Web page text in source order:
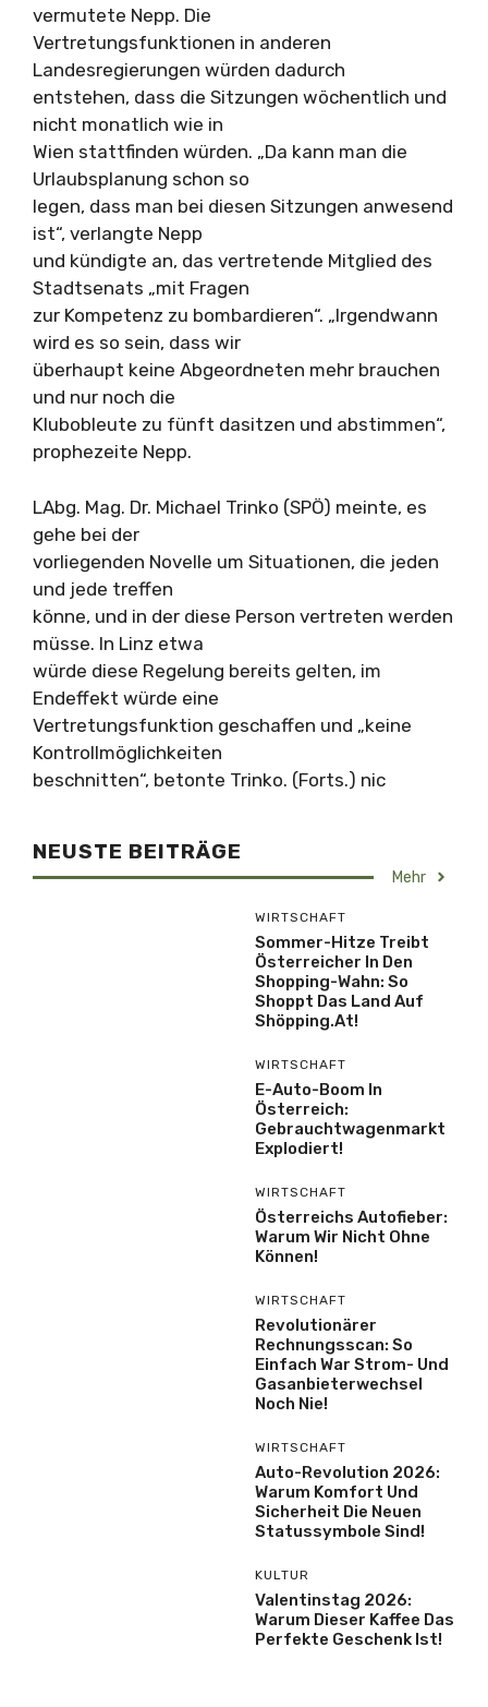
vermutete Nepp. Die
Vertretungsfunktionen in anderen
Landesregierungen würden dadurch
entstehen, dass die Sitzungen wöchentlich und
nicht monatlich wie in
Wien stattfinden würden. „Da kann man die
Urlaubsplanung schon so
legen, dass man bei diesen Sitzungen anwesend
ist“, verlangte Nepp
und kündigte an, das vertretende Mitglied des
Stadtsenats „mit Fragen
zur Kompetenz zu bombardieren“. „Irgendwann
wird es so sein, dass wir
überhaupt keine Abgeordneten mehr brauchen
und nur noch die
Klubobleute zu fünft dasitzen und abstimmen“,
prophezeite Nepp.
LAbg. Mag. Dr. Michael Trinko (SPÖ) meinte, es
gehe bei der
vorliegenden Novelle um Situationen, die jeden
und jede treffen
könne, und in der diese Person vertreten werden
müsse. In Linz etwa
würde diese Regelung bereits gelten, im
Endeffekt würde eine
Vertretungsfunktion geschaffen und „keine
Kontrollmöglichkeiten
beschnitten“, betonte Trinko. (Forts.) nic
NEUSTE BEITRÄGE
Mehr
WIRTSCHAFT
Sommer-Hitze Treibt
Österreicher In Den
Shopping-Wahn: So
Shoppt Das Land Auf
Shöpping.at!
WIRTSCHAFT
E-Auto-Boom In
Österreich:
Gebrauchtwagenmarkt
Explodiert!
WIRTSCHAFT
Österreichs Autofieber:
Warum Wir Nicht Ohne
Können!
WIRTSCHAFT
Revolutionärer
Rechnungsscan: So
Einfach War Strom- Und
Gasanbieterwechsel
Noch Nie!
WIRTSCHAFT
Auto-Revolution 2026:
Warum Komfort Und
Sicherheit Die Neuen
Statussymbole Sind!
KULTUR
Valentinstag 2026:
Warum Dieser Kaffee Das
Perfekte Geschenk Ist!